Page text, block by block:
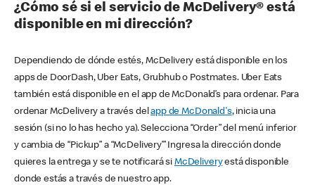
¿Cómo sé si el servicio de McDelivery® está
disponible en mi dirección?
Dependiendo de dónde estés, McDelivery está disponible en los
apps de DoorDash, Uber Eats, Grubhub o Postmates. Uber Eats
también está disponible en el app de McDonald’s para ordenar. Para
ordenar McDelivery a través delapp de McDonald's, inicia una
sesión (si no lo has hecho ya). Selecciona “Order” del menú inferior
y cambia de “Pickup” a “McDelivery’” Ingresa la dirección donde
quieres la entrega y se te notificará si McDeliveryestá disponible
donde estás a través de nuestro app.